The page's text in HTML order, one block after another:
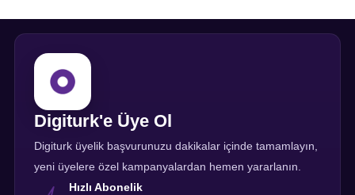
Digiturk'e Üye Ol
Digiturk üyelik başvurunuzu dakikalar içinde tamamlayın,
yeni üyelere özel kampanyalardan hemen yararlanın.
Hızlı Abonelik